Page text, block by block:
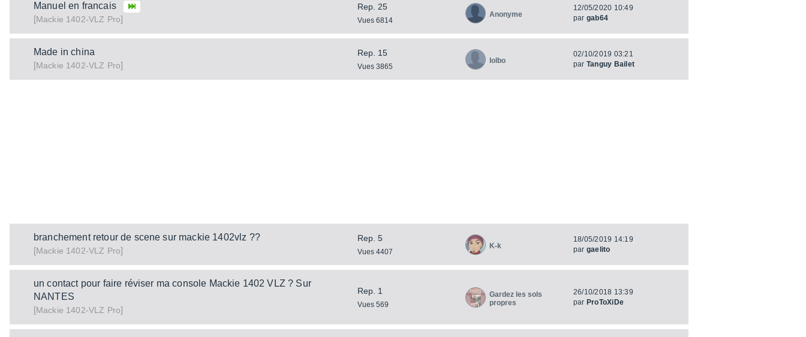
Manuel en francais
[Mackie 1402-VLZ Pro]
Rep. 25
Vues 6814
Anonyme
12/05/2020 10:49
par gab64
Made in china
[Mackie 1402-VLZ Pro]
Rep. 15
Vues 3865
lolbo
02/10/2019 03:21
par Tanguy Bailet
branchement retour de scene sur mackie 1402vlz ??
[Mackie 1402-VLZ Pro]
Rep. 5
Vues 4407
K-k
18/05/2019 14:19
par gaelito
un contact pour faire réviser ma console Mackie 1402 VLZ ? Sur
NANTES
[Mackie 1402-VLZ Pro]
Rep. 1
Vues 569
Gardez les sols
propres
26/10/2018 13:39
par ProToXiDe